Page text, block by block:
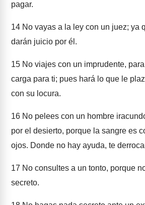
pagar.
14 No vayas a la ley con un juez; ya
darán juicio por él.
15 No viajes con un imprudente,
carga para ti; pues hará lo que le
con su locura.
16 No pelees con un hombre
por el desierto, porque la sangre es
ojos. Donde no hay ayuda, te
17 No consultes a un tonto, porque
secreto.